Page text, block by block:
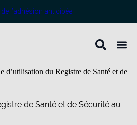
l’adhésion anticipée
d’utilisation du Registre de Santé et de
de Santé et de Sécurité au